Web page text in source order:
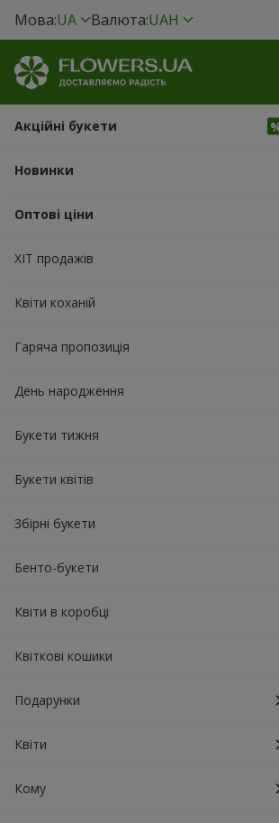
Мова:UA Валюта:UAH
Акційні букети
Новинки
Оптові ціни
ХІТ продажів
Квіти коханій
Гаряча пропозиція
День народження
Букети тижня
Букети квітів
Збірні букети
Бенто-букети
Квіти в коробці
Квіткові кошики
Подарунки
Квіти
Кому